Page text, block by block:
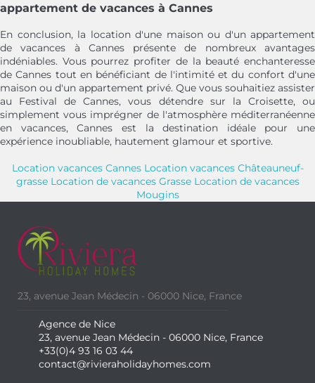
appartement de vacances à Cannes
En conclusion, la location d'une maison ou d'un appartement
de vacances à Cannes présente de nombreux avantages
indéniables. Vous pourrez profiter de la beauté enchanteresse
de Cannes tout en bénéficiant de l'intimité et du confort d'une
maison ou d'un appartement privé. Que vous souhaitiez assister
au Festival de Cannes, vous détendre sur la Croisette, ou
simplement vous imprégner de l'atmosphère méditerranéenne
en vacances, Cannes est la destination idéale pour une
expérience inoubliable, hautement glamour et sportive.
Location vacances Cannes Location vacances Châteauneuf-
grasse Location de vacances Grasse Location de vacances
Mougins
23, avenue Jean Médecin - 06000 Nice, France
Agence de Nice
23, avenue Jean Médecin - 06000 Nice, France
+33(0)4 93 16 03 44
contact@rivieraholidayhomes.com